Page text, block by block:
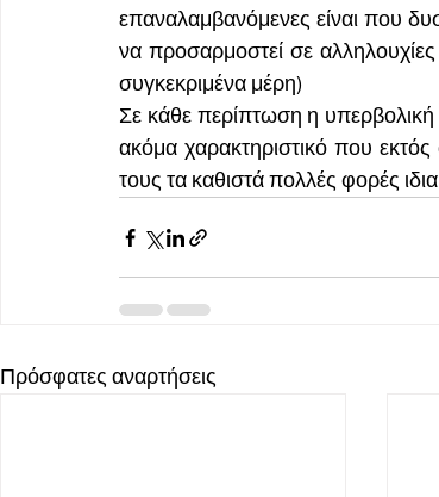
επαναλαμβανόμενες είναι που
να προσαρμοστεί σε
συγκεκριμένα μέρη)
Σε κάθε περίπτωση η
ακόμα χαρακτηριστικό που εκτός
τους τα καθιστά πολλές φορές
Πρόσφατες αναρτήσεις